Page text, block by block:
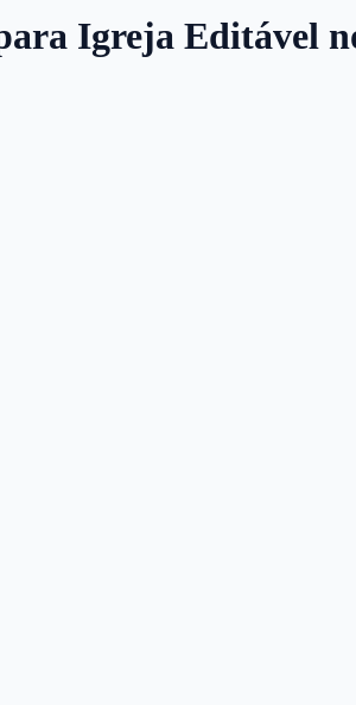
Igreja Editável